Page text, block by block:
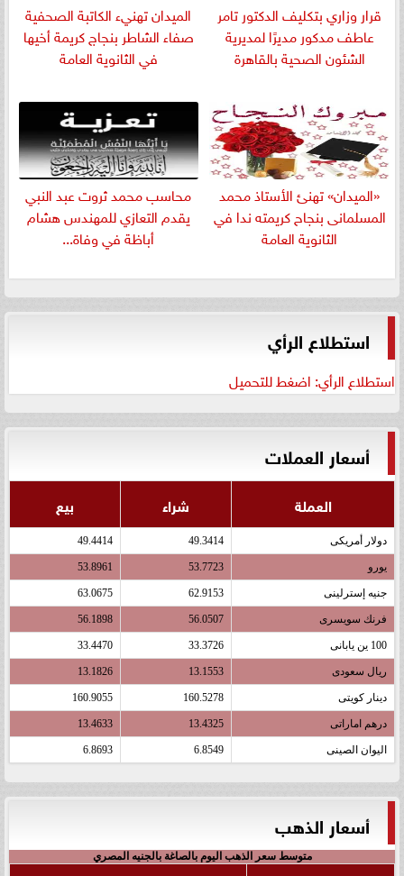
قرار وزاري بتكليف الدكتور تامر
عاطف مدكور مديرًا لمديرية
الشئون الصحية بالقاهرة
الميدان تهنيء الكاتبة الصحفية
صفاء الشاطر بنجاج كريمة أخيها
في الثانوية العامة
«الميدان» تهنئ الأستاذ محمد
المسلمانى بنجاح كريمته ندا في
الثانوية العامة
​محاسب محمد ثروت عبد النبي
يقدم التعازي للمهندس هشام
أباظة في وفاة...
استطلاع الرأي
استطلاع الرأي: اضغط للتحميل
أسعار العملات
العملة شراء بيع
دولار أمريكى 49.3414
49.4414
يورو 53.7723
53.8961
جنيه إسترلينى 62.9153
63.0675
فرنك سويسرى 56.0507
56.1898
100 ين يابانى 33.3726
33.4470
ريال سعودى 13.1553
13.1826
دينار كويتى 160.5278
160.9055
درهم اماراتى 13.4325
13.4633
اليوان الصينى 6.8549
6.8693
أسعار الذهب
متوسط سعر الذهب اليوم بالصاغة بالجنيه المصري